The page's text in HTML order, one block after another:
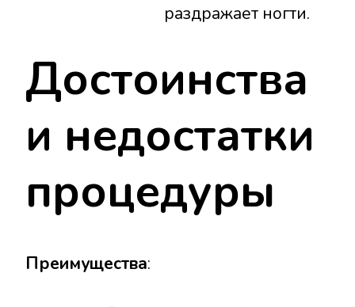
раздражает ногти.
Достоинства
и недостатки
процедуры
Преимущества: